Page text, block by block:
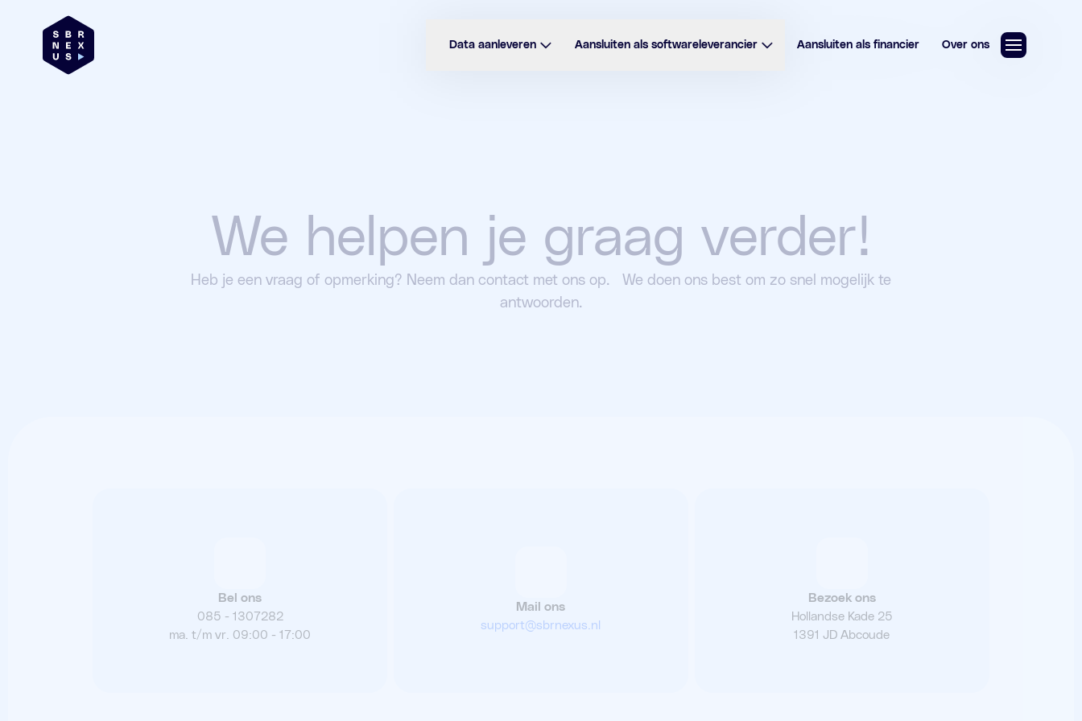
Data aanleveren Aansluiten als softwareleverancier Aansluiten als financier Over ons
We helpen je graag verder!
Heb je een vraag of opmerking? Neem dan contact met ons op. We doen ons best om zo snel mogelijk te
antwoorden.
Bel ons
085 - 1307282
ma. t/m vr. 09:00 - 17:00
Mail ons
support@sbrnexus.nl
Bezoek ons
Hollandse Kade 25
1391 JD Abcoude